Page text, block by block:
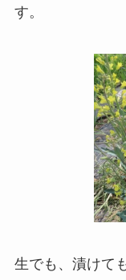
す。
生でも、漬けて